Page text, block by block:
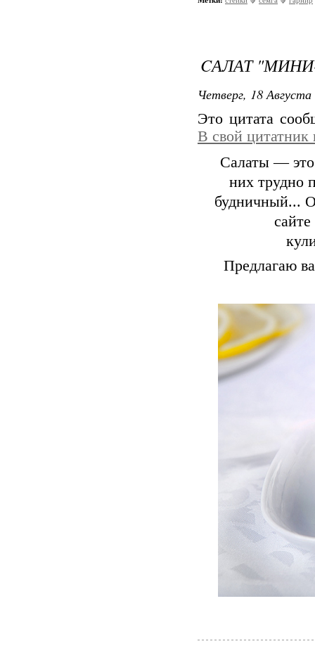
CАЛАТ
Четверг, 18
Это цитата
В свой цитатник
Салаты — это
них трудно
будничный...
Предлагаю